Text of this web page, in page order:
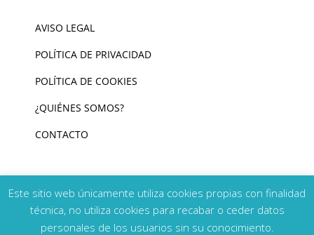
AVISO LEGAL
POLÍTICA DE PRIVACIDAD
POLÍTICA DE COOKIES
¿QUIÉNES SOMOS?
CONTACTO
Copyright 2026 Buscant Alternatives | Todos los derechos
Este sitio web únicamente utiliza cookies propias con finalidad
técnica, no utiliza cookies para recabar o ceder datos
personales de los usuarios sin su conocimiento.